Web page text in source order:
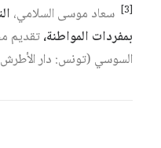
[3] سعاد موسى السلامي،
بمفردات المواطنة،تقديم
السوسي (تونس: دار الأطرش،